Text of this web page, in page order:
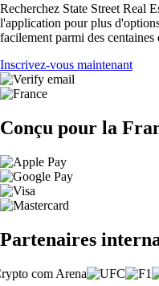
Recherchez State Street Real
l'application pour plus
facilement parmi des
Inscrivez-vous maintenant
Conçu pour la
Partenaires